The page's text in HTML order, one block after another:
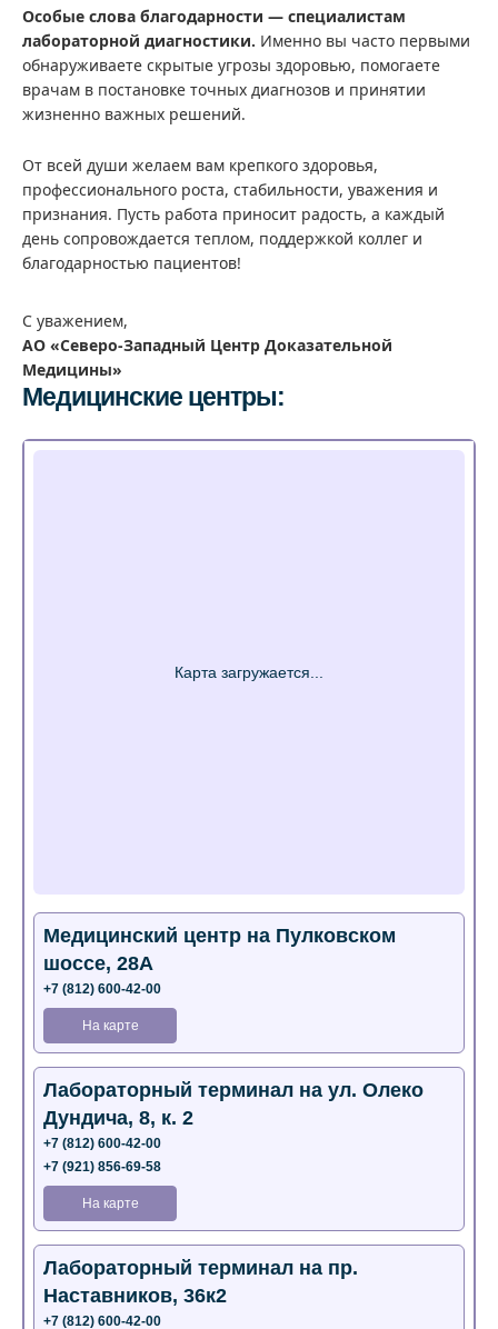
Особые слова благодарности — специалистам
лабораторной диагностики. Именно вы часто первыми
обнаруживаете скрытые угрозы здоровью, помогаете
врачам в постановке точных диагнозов и принятии
жизненно важных решений.
От всей души желаем вам крепкого здоровья,
профессионального роста, стабильности, уважения и
признания. Пусть работа приносит радость, а каждый
день сопровождается теплом, поддержкой коллег и
благодарностью пациентов!
С уважением,
АО «Северо-Западный Центр Доказательной
Медицины»
Медицинские центры:
Медицинский центр на Пулковском
шоссе, 28А
+7 (812) 600-42-00
На карте
Лабораторный терминал на ул. Олеко
Дундича, 8, к. 2
+7 (812) 600-42-00
+7 (921) 856-69-58
На карте
Лабораторный терминал на пр.
Наставников, 36к2
+7 (812) 600-42-00